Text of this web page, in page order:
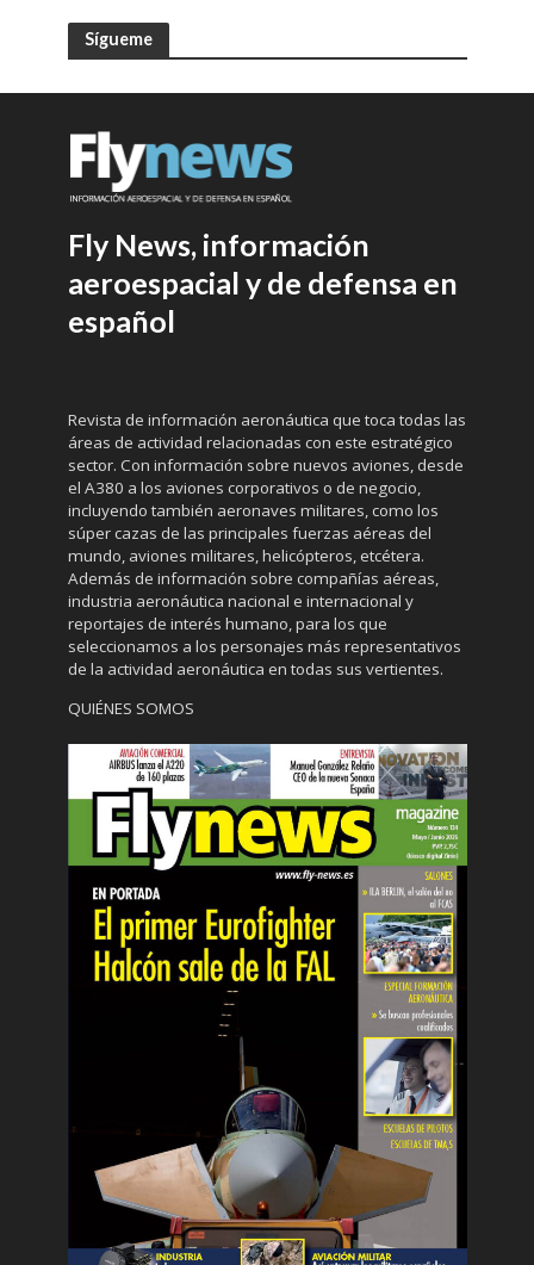
Sígueme
Fly News, información
aeroespacial y de defensa en
español
Revista de información aeronáutica que toca todas las
áreas de actividad relacionadas con este estratégico
sector. Con información sobre nuevos aviones, desde
el A380 a los aviones corporativos o de negocio,
incluyendo también aeronaves militares, como los
súper cazas de las principales fuerzas aéreas del
mundo, aviones militares, helicópteros, etcétera.
Además de información sobre compañías aéreas,
industria aeronáutica nacional e internacional y
reportajes de interés humano, para los que
seleccionamos a los personajes más representativos
de la actividad aeronáutica en todas sus vertientes.
QUIÉNES SOMOS